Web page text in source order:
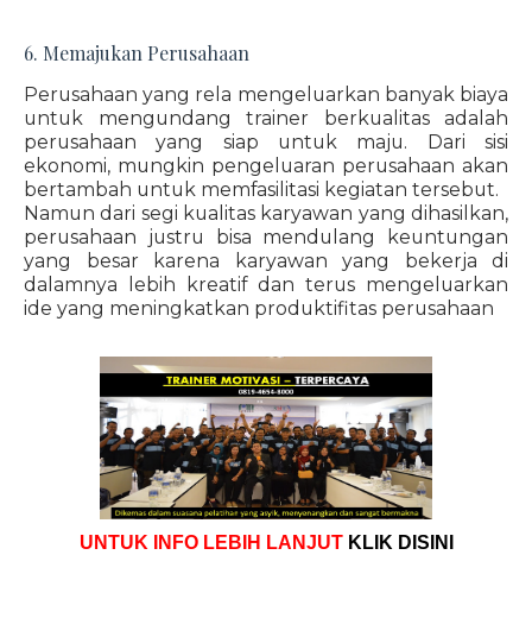
6. Memajukan Perusahaan
Perusahaan yang rela mengeluarkan banyak biaya
untuk mengundang trainer berkualitas adalah
perusahaan yang siap untuk maju. Dari sisi
ekonomi, mungkin pengeluaran perusahaan akan
bertambah untuk memfasilitasi kegiatan tersebut.
Namun dari segi kualitas karyawan yang dihasilkan,
perusahaan justru bisa mendulang keuntungan
yang besar karena karyawan yang bekerja di
dalamnya lebih kreatif dan terus mengeluarkan
ide yang meningkatkan produktifitas perusahaan
UNTUK INFO LEBIH LANJUT KLIK DISINI